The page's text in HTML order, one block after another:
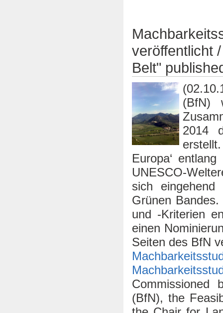
veröffentlicht
Belt"
(BfN)
2014
Europa‘
UNESCO-
sich
Grünen
und -Kriterien
einen
Seiten des BfN
Commissioned
(BfN), the